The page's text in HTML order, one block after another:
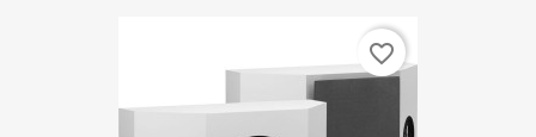
favorite_border